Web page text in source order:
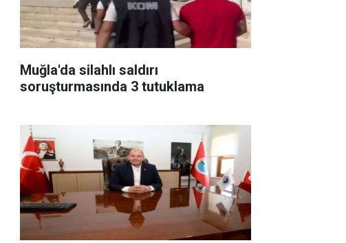
Muğla'da silahlı saldırı
soruşturmasında 3 tutuklama